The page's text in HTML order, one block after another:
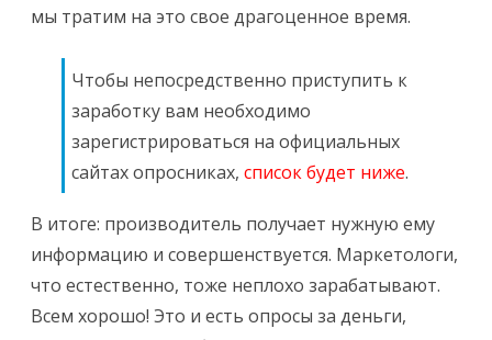
мы тратим на это свое драгоценное время.
Чтобы непосредственно приступить к
заработку вам необходимо
зарегистрироваться на официальных
сайтах опросниках, список будет ниже.
В итоге: производитель получает нужную ему
информацию и совершенствуется. Маркетологи,
что естественно, тоже неплохо зарабатывают.
Всем хорошо! Это и есть опросы за деньги,